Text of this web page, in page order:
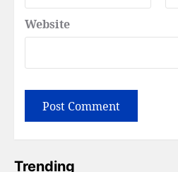
Website
Trending